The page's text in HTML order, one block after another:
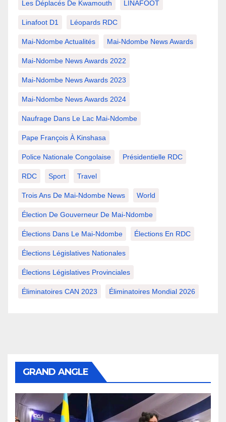
Les Déplacés De Kwamouth LINAFOOT
Linafoot D1 Léopards RDC
Mai-Ndombe Actualités Mai-Ndombe News Awards
Mai-Ndombe News Awards 2022
Mai-Ndombe News Awards 2023
Mai-Ndombe News Awards 2024
Naufrage Dans Le Lac Mai-Ndombe
Pape François À Kinshasa
Police Nationale Congolaise Présidentielle RDC
RDC Sport Travel
Trois Ans De Mai-Ndombe News World
Élection De Gouverneur De Mai-Ndombe
Élections Dans Le Mai-Ndombe Élections En RDC
Élections Législatives Nationales
Élections Législatives Provinciales
Éliminatoires CAN 2023 Éliminatoires Mondial 2026
GRAND ANGLE